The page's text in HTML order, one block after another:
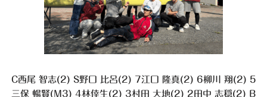
C西尾 智志(2) S野口 比呂(2) 7江口 隆真(2) 6柳川 翔(2) 5
三保 暢賢(M3) 4林倖生(2) 3村田 大地(2) 2田中 志穏(2) B